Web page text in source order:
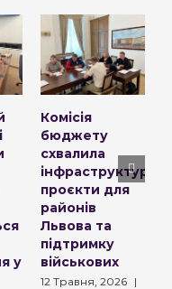
у
Комісія
бюджету
схвалила
інфраструктурні
проєкти для
районів
Львова та
підтримку
військових
12 Травня, 2026 |